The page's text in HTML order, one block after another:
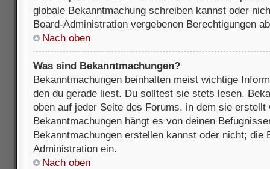
globale Bekanntmachung schreiben kannst oder
Board-Administration vergebenen Berechtigungen
Nach oben
Was sind Bekanntmachungen?
Bekanntmachungen beinhalten meist wichtige
den du gerade liest. Du solltest sie stets lesen.
oben auf jeder Seite des Forums, in dem sie erstellt
Bekanntmachungen hängt es von deinen
Bekanntmachungen erstellen kannst oder nicht; die
Administration ein.
Nach oben